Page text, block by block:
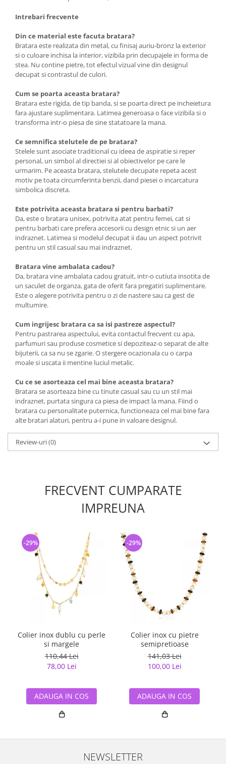
Intrebari frecvente
Din ce material este facuta bratara?
Bratara este realizata din metal, cu finisaj auriu-bronz la exterior
si o culoare inchisa la interior, vizibila prin decupajele in forma de
stea. Nu contine pietre, tot efectul vizual vine din designul
decupat si contrastul de culori.
Cum se poarta aceasta bratara?
Bratara este rigida, de tip banda, si se poarta direct pe incheietura
fara ajustare suplimentara. Latimea generoasa o face vizibila si o
transforma intr-o piesa de sine statatoare la mana.
Ce semnifica stelutele de pe bratara?
Stelele sunt asociate traditional cu ideea de aspiratie si reper
personal, un simbol al directiei si al obiectivelor pe care le
urmarim. Pe aceasta bratara, stelutele decupate repeta acest
motiv pe toata circumferinta benzii, dand piesei o incarcatura
simbolica discreta.
Este potrivita aceasta bratara si pentru barbati?
Da, este o bratara unisex, potrivita atat pentru femei, cat si
pentru barbati care prefera accesorii cu design etnic si un aer
indraznet. Latimea si modelul decupat ii dau un aspect potrivit
pentru un stil casual sau mai indraznet.
Bratara vine ambalata cadou?
Da, bratara vine ambalata cadou gratuit, intr-o cutiuta insotita de
un saculet de organza, gata de oferit fara pregatiri suplimentare.
Este o alegere potrivita pentru o zi de nastere sau ca gest de
multumire.
Cum ingrijesc bratara ca sa isi pastreze aspectul?
Pentru pastrarea aspectului, evita contactul frecvent cu apa,
parfumuri sau produse cosmetice si depoziteaz-o separat de alte
bijuterii, ca sa nu se zgarie. O stergere ocazionala cu o carpa
moale si uscata ii mentine luciul metalic.
Cu ce se asorteaza cel mai bine aceasta bratara?
Bratara se asorteaza bine cu tinute casual sau cu un stil mai
indraznet, purtata singura ca piesa de impact la mana. Fiind o
bratara cu personalitate puternica, functioneaza cel mai bine fara
alte bratari alaturi, pentru a-i pune in valoare designul.
Review-uri(0)
FRECVENT CUMPARATE
IMPREUNA
Colier inox dublu cu perle
si margele
110,44 Lei
78,00 Lei
-29%
ADAUGA IN COS
Colier inox cu pietre
semipretioase
141,03 Lei
100,00 Lei
-29%
ADAUGA IN COS
NEWSLETTER